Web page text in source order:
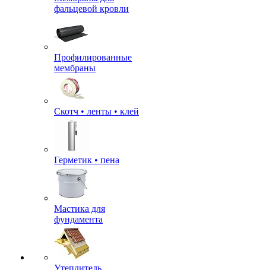
фальцевой кровли
Профилированные
мембраны
Скотч • ленты • клей
Герметик • пена
Мастика для
фундамента
Утеплитель